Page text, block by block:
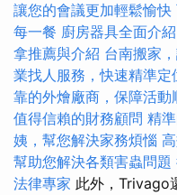
讓您的會議更加輕鬆愉快
每一餐 廚房器具全面介
拿推薦與介紹 台南搬家
業找人服務，快速精準定
靠的外燴廠商，保障活動
值得信賴的財務顧問 精
姨，幫您解決家務煩惱
幫助您解決各類害蟲問題
法律專家 此外，Trivago